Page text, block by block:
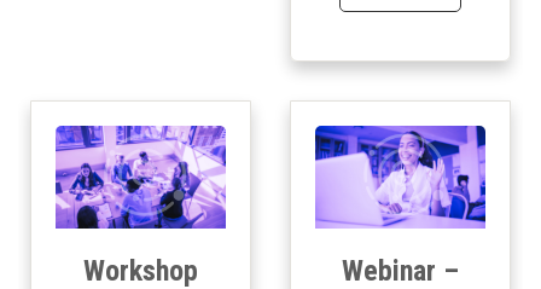
Workshop
Webinar –